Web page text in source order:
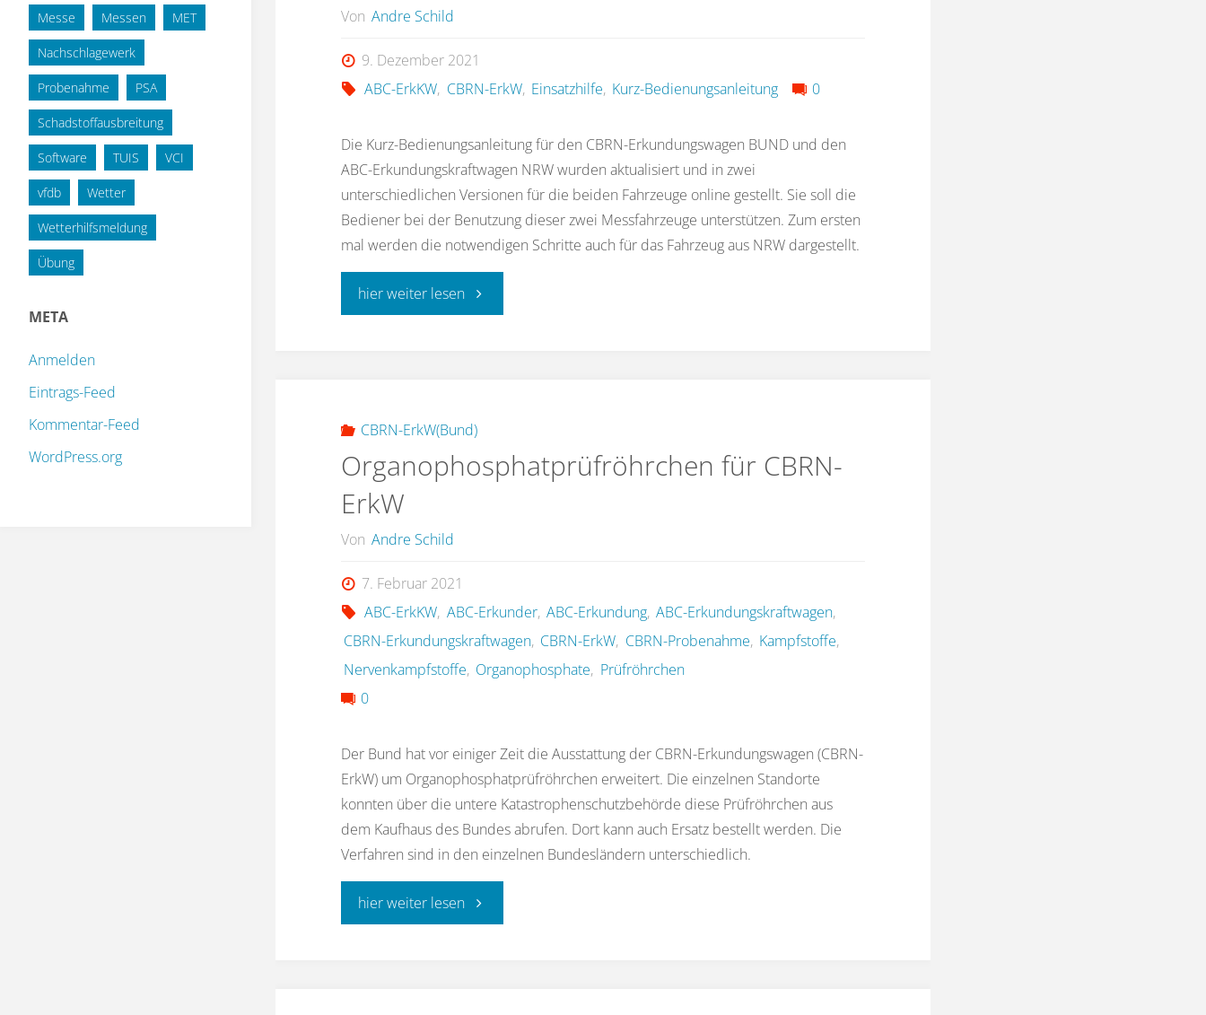
für
Gaswarngeräte"
Von Andre Schild
9. Dezember 2021
ABC-ErkKW, CBRN-ErkW, Einsatzhilfe, Kurz-Bedienungsanleitung 0
Die Kurz-Bedienungsanleitung für den CBRN-Erkundungswagen BUND und den
ABC-Erkundungskraftwagen NRW wurden aktualisiert und in zwei
unterschiedlichen Versionen für die beiden Fahrzeuge online gestellt. Sie soll die
Bediener bei der Benutzung dieser zwei Messfahrzeuge unterstützen. Zum ersten
mal werden die notwendigen Schritte auch für das Fahrzeug aus NRW dargestellt.
hier weiter lesen"Kurz-
den
neusten
CBRN-ErkW(Bund)
Organophosphatprüfröhrchen für CBRN-
ErkW
Von Andre Schild
7. Februar 2021
ABC-ErkKW, ABC-Erkunder, ABC-Erkundung, ABC-Erkundungskraftwagen,
CBRN-Erkundungskraftwagen, CBRN-ErkW, CBRN-Probenahme, Kampfstoffe,
Nervenkampfstoffe, Organophosphate, Prüfröhrchen
0
Der Bund hat vor einiger Zeit die Ausstattung der CBRN-Erkundungswagen (CBRN-
ErkW) um Organophosphatprüfröhrchen erweitert. Die einzelnen Standorte
konnten über die untere Katastrophenschutzbehörde diese Prüfröhrchen aus
dem Kaufhaus des Bundes abrufen. Dort kann auch Ersatz bestellt werden. Die
Verfahren sind in den einzelnen Bundesländern unterschiedlich.
hier weiter lesen"Organophosphatprüfröhrchen
Messe Messen MET
Nachschlagewerk
Probenahme PSA
Schadstoffausbreitung
Software TUIS VCI
vfdb Wetter
Wetterhilfsmeldung
Übung
META
Anmelden
Eintrags-Feed
Kommentar-Feed
WordPress.org